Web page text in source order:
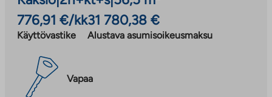
776,91 €/kk
Käyttövastike
31 780,38 €
Alustava asumisoikeusmaksu
Vapaa